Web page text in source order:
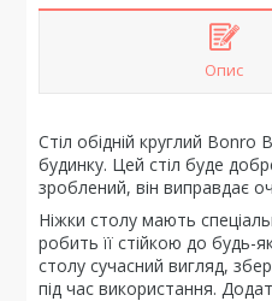
Опис
Стіл обідній круглий Bonro
будинку. Цей стіл буде
зроблений, він виправдає
Ніжки столу мають
робить її стійкою до будь-
столу сучасний вигляд,
під час використання.